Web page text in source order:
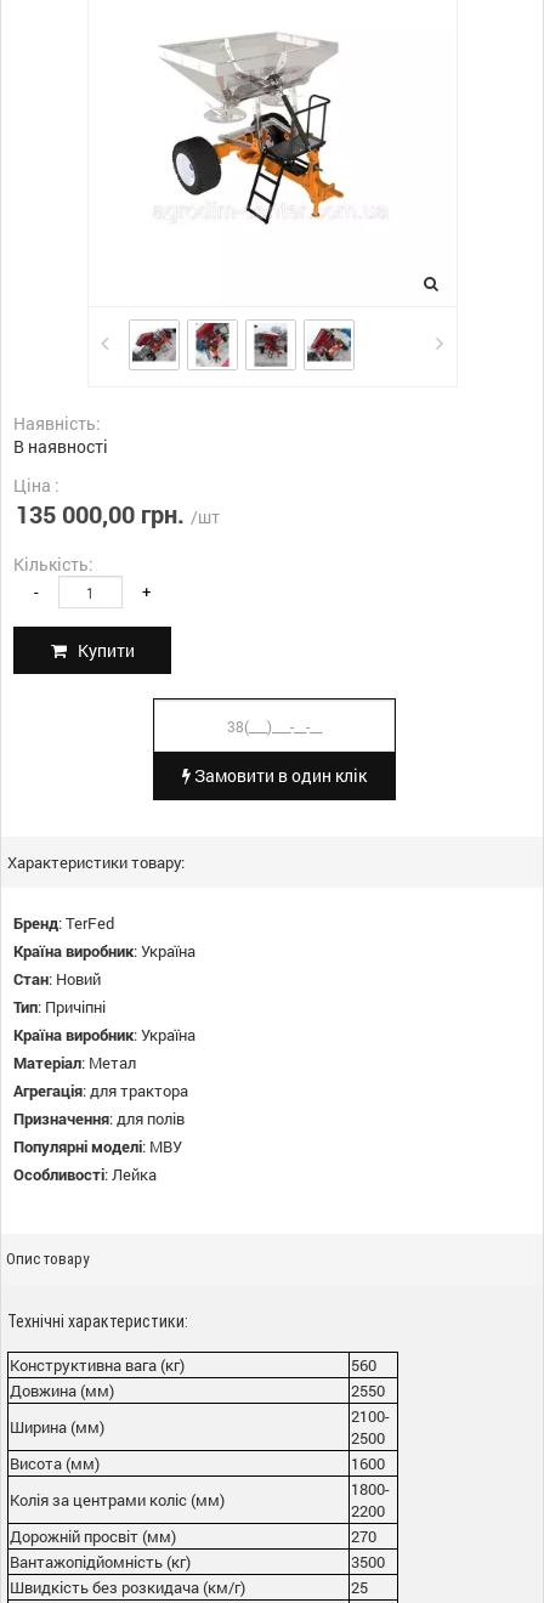
Наявність:
В наявності
Ціна :
135 000,00 грн. /шт
Кількість:
- +
Купити
Замовити в один клік
Характеристики товару:
Бренд:TerFed
Країна виробник:Україна
Стан: Новий
Тип: Причіпні
Країна виробник:Україна
Матеріал: Метал
Агрегація:для трактора
Призначення:для полів
Популярні моделі: МВУ
Особливості:Лейка
Опис товару
Технічні характеристики:
Конструктивна вага (кг)
560
Довжина (мм)
2550
Ширина (мм)
2100-
2500
Висота (мм)
1600
Колія за центрами коліс (мм)
1800-
2200
Дорожній просвіт (мм)
270
Вантажопідйомність (кг)
3500
Швидкість без розкидача (км/г)
25